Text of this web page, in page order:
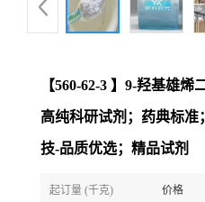
【560-62-3 】9-羟基雄
高纯科研试剂；药典标
技-品质优选；精品试剂
起订量 (千克) 价格